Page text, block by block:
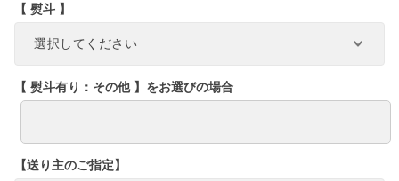
【 熨斗 】
【 熨斗有り：その他 】をお選びの場合
【送り主のご指定】